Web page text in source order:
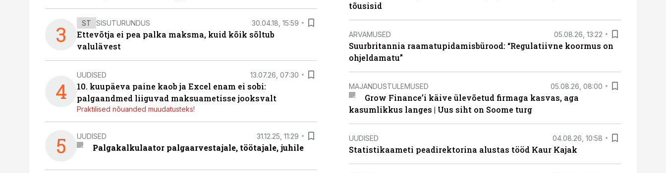
3 ST SISUTURUNDUS 30.04.18, 15:59
Ettevõtja ei pea palka maksma, kuid kõik sõltub
valulävest
4
UUDISED 13.07.26, 07:30
10. kuupäeva paine kaob ja Excel enam ei sobi:
palgaandmed liiguvad maksuametisse jooksvalt
Praktilised nõuanded muudatusteks!
5 UUDISED 31.12.25, 11:29
Palgakalkulaator palgaarvestajale, töötajale, juhile
tõusisid
ARVAMUSED 05.08.26, 13:22
Suurbritannia raamatupidamisbürood: “Regulatiivne koormus on
ohjeldamatu”
MAJANDUSTULEMUSED 05.08.26, 08:00
Grow Finance’i käive ülevõetud firmaga kasvas, aga
kasumlikkus langes | Uus siht on Soome turg
UUDISED 04.08.26, 10:58
Statistikaameti peadirektorina alustas tööd Kaur Kajak